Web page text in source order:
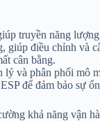
truyền năng
giúp điều chỉnh và
cân bằng.
lý và phân phối mô
để đảm bảo sự
khả năng